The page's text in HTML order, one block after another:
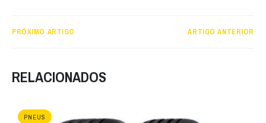
PRÓXIMO ARTIGO ARTIGO ANTERIOR
RELACIONADOS
PNEUS